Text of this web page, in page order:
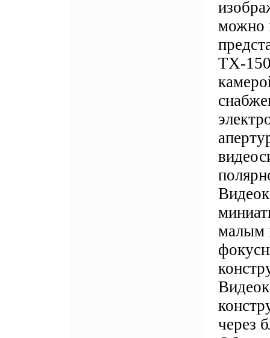
можно
ТХ-
малым
через